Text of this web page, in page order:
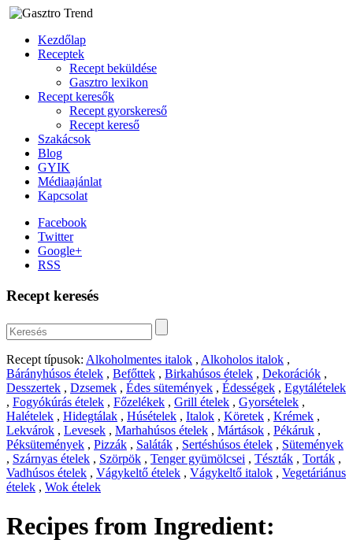
Kezdőlap
Receptek
Recept beküldése
Gasztro lexikon
Recept keresők
Recept gyorskereső
Recept kereső
Szakácsok
Blog
GYIK
Médiaajánlat
Kapcsolat
Facebook
Twitter
Google+
RSS
Recept keresés
Recept típusok: Alkoholmentes italok , Alkoholos italok ,
Bárányhúsos ételek , Befőttek , Birkahúsos ételek , Dekorációk ,
Desszertek , Dzsemek , Édes sütemények , Édességek , Egytálételek
, Fogyókúrás ételek , Főzelékek , Grill ételek , Gyorsételek ,
Halételek , Hidegtálak , Húsételek , Italok , Köretek , Krémek ,
Lekvárok , Levesek , Marhahúsos ételek , Mártások , Pékáruk ,
Péksütemények , Pizzák , Saláták , Sertéshúsos ételek , Sütemények
, Szárnyas ételek , Szörpök , Tenger gyümölcsei , Tészták , Torták ,
Vadhúsos ételek , Vágykeltő ételek , Vágykeltő italok , Vegetáriánus
ételek , Wok ételek
Recipes from Ingredient: